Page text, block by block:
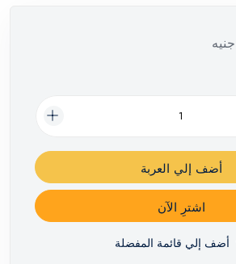
جنيه
أضف إلي العربة
اشترِ الآن
أضف إلي قائمة المفضلة